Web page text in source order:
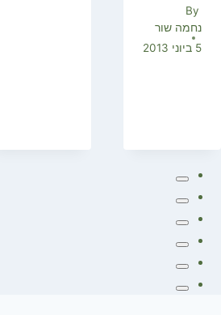
By
נחמה שור
5 ביוני 2013